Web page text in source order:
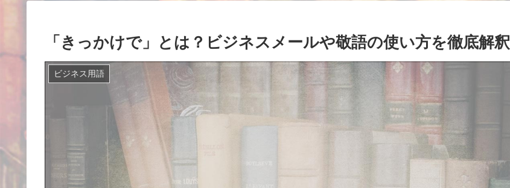
「きっかけで」とは？ビジネスメールや敬語の使い方を徹底解釈
ビジネス用語